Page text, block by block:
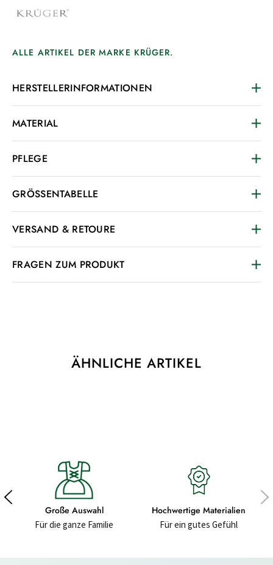
ALLE ARTIKEL DER MARKE KRÜGER.
HERSTELLERINFORMATIONEN
MATERIAL
PFLEGE
GRÖSSENTABELLE
VERSAND & RETOURE
FRAGEN ZUM PRODUKT
ÄHNLICHE ARTIKEL
Große Auswahl
Für die ganze Familie
Hochwertige Materialien
Für ein gutes Gefühl